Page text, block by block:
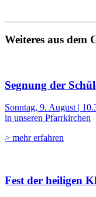
Weiteres aus dem
Segnung der
Sonntag, 9. August |
in unseren Pfarrkirchen
> mehr erfahren
Fest der heiligen